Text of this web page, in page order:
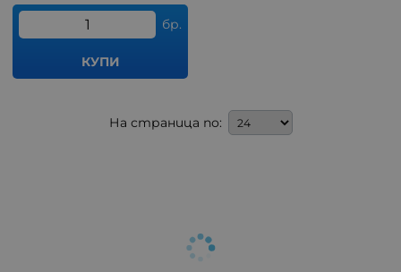
бр.
КУПИ
На страница по: